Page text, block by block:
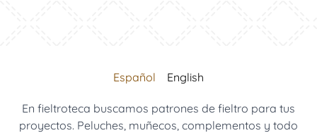
Español English
En fieltroteca buscamos patrones de fieltro para tus
proyectos. Peluches, muñecos, complementos y todo